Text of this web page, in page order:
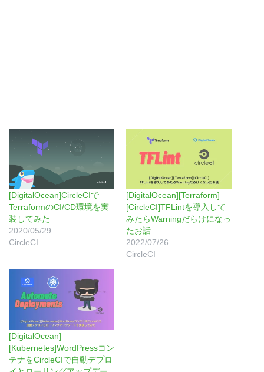
[DigitalOcean]CircleCIで
TerraformのCI/CD環境を実
装してみた
2020/05/29
CircleCI
[DigitalOcean][Terraform]
[CircleCI]TFLintを導入して
みたらWarningだらけになっ
たお話
2022/07/26
CircleCI
[DigitalOcean]
[Kubernetes]WordPressコン
テナをCircleCIで自動デプロ